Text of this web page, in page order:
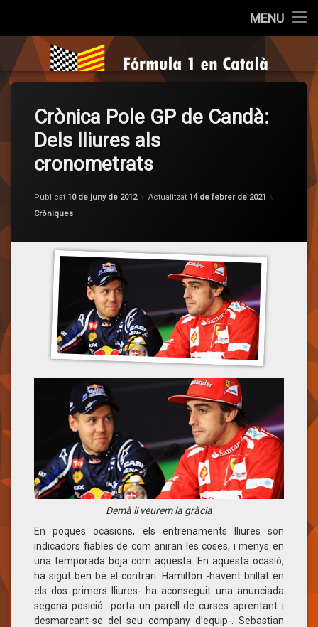
MENU
Qui som?
Cròniques
La Pregunta
Sèries
contingut
Fórmula 1
Crònica Pole GP de Candà:
Dels lliures als
cronometrats
Publicat 10 de juny de 2012 Actualitzat 14 de febrer de 2021
F1 en
Categories:
Cròniques
Demà li veurem la gràcia
En poques ocasions, els entrenaments lliures son
indicadors fiables de com aniran les coses, i menys en
una temporada boja com aquesta. En aquesta ocasió,
ha sigut ben bé el contrari. Hamilton -havent brillat en
els dos primers lliures- ha aconseguit una anunciada
segona posició -porta un parell de curses aprentant i
desmarcant-se del seu company d’equip-. Sebastian